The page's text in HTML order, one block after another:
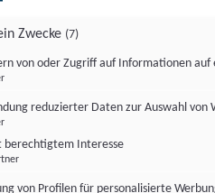
Zwecke (7)
von oder Zugriff auf Informationen auf
reduzierter Daten zur Auswahl von
berechtigtem Interesse
von Profilen für personalisierte